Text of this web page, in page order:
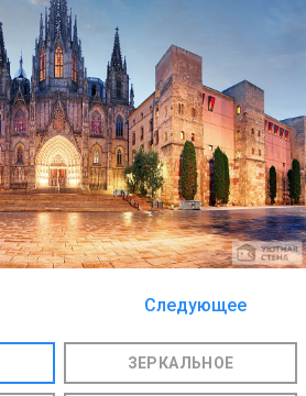
Следующее
ЗЕРКАЛЬНОЕ